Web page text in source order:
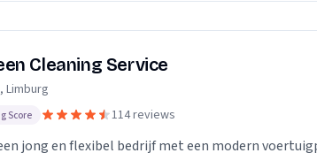
Cleaning Service
Limburg
Score 114 reviews
jong en flexibel bedrijf met een modern